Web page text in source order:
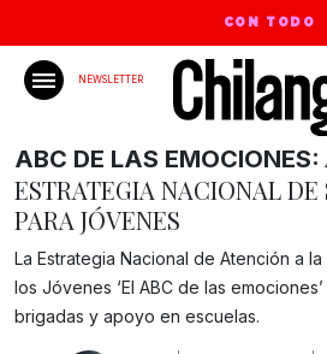
CON TODO
NEWSLETTER
ABC DE LAS EMOCIONES:
ESTRATEGIA NACIONAL
PARA JÓVENES
La Estrategia Nacional de Atención a
los Jóvenes ‘El ABC de las
brigadas y apoyo en escuelas.